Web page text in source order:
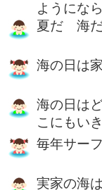
ようにな
夏だ 海
海の日は
海の日は
こにもい
毎年サー
実家の海